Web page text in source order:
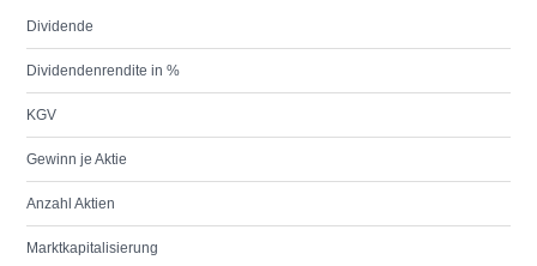
Dividende
Dividendenrendite in %
KGV
Gewinn je Aktie
Anzahl Aktien
Marktkapitalisierung